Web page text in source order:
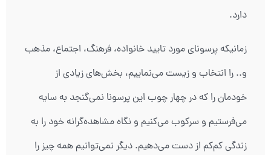
دارد.
زمانیکه پرسونای مورد تایید خانواده، فرهنگ، اجتماع، مذهب
و.. را انتخاب و زیست می‌نماییم، بخش‌های زیادی از
خودمان را که در چهار چوب این پرسونا نمی‌گنجد به سایه
می‌فرستیم و سرکوب می‌کنیم و نگاه مشاهده‌گرانه خود را به
زندگی کم‌کم از دست می‌دهیم. دیگر نمی‌توانیم همه چیز را